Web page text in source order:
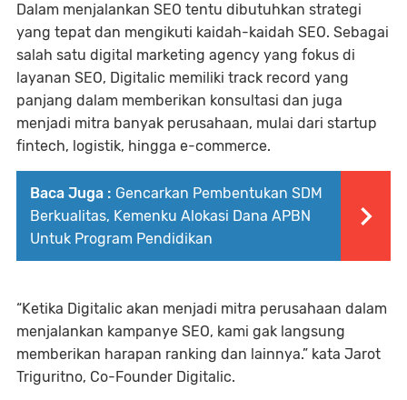
Dalam menjalankan SEO tentu dibutuhkan strategi
yang tepat dan mengikuti kaidah-kaidah SEO. Sebagai
salah satu digital marketing agency yang fokus di
layanan SEO, Digitalic memiliki track record yang
panjang dalam memberikan konsultasi dan juga
menjadi mitra banyak perusahaan, mulai dari startup
fintech, logistik, hingga e-commerce.
Baca Juga : Gencarkan Pembentukan SDM
Berkualitas, Kemenku Alokasi Dana APBN
Untuk Program Pendidikan
“Ketika Digitalic akan menjadi mitra perusahaan dalam
menjalankan kampanye SEO, kami gak langsung
memberikan harapan ranking dan lainnya.” kata Jarot
Triguritno, Co-Founder Digitalic.